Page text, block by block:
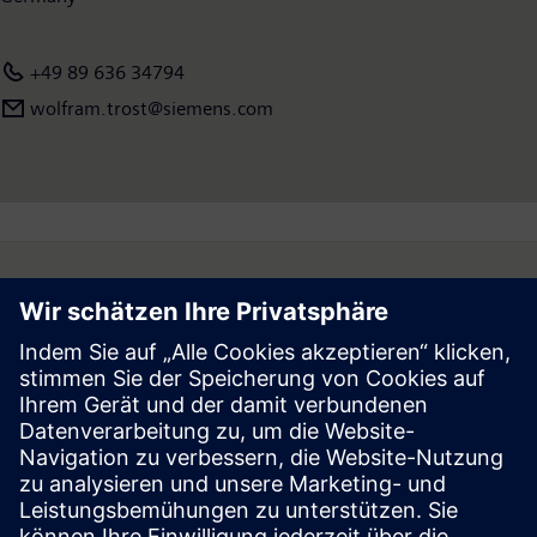
www.siemens.com .
+49 89 636 34794
wolfram.trost@siemens.com
Follow
Press | Company | Siemens
© Siemens 1996 – 2026